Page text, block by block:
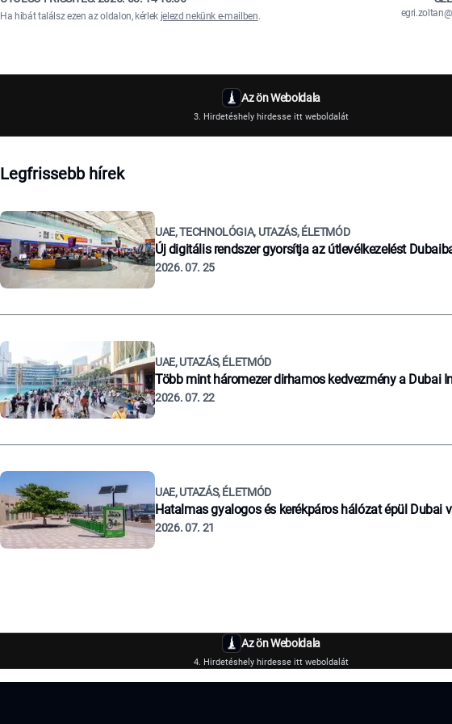
Ha hibát találsz ezen az oldalon, kérlek jelezd nekünk e-mailben.
Az ön Weboldala
3. Hirdetéshely hirdesse itt weboldalát
Legfrissebb hírek
UAE, TECHNOLÓGIA, UTAZÁS, ÉLETMÓD
Új digitális rendszer gyorsítja az útlevélkezelést
2026. 07. 25
UAE, UTAZÁS, ÉLETMÓD
Több mint háromezer dirhamos kedvezmény a Dubai
2026. 07. 22
UAE, UTAZÁS, ÉLETMÓD
Hatalmas gyalogos és kerékpáros hálózat épül Dubai
2026. 07. 21
Az ön Weboldala
4. Hirdetéshely hirdesse itt weboldalát